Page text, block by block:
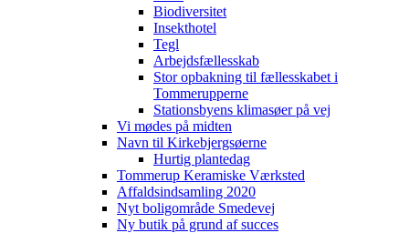
Biodiversitet
Insekthotel
Tegl
Arbejdsfællesskab
Stor opbakning til fællesskabet i
Tommerupperne
Stationsbyens klimasøer på vej
Vi mødes på midten
Navn til Kirkebjergsøerne
Hurtig plantedag
Tommerup Keramiske Værksted
Affaldsindsamling 2020
Nyt boligområde Smedevej
Ny butik på grund af succes